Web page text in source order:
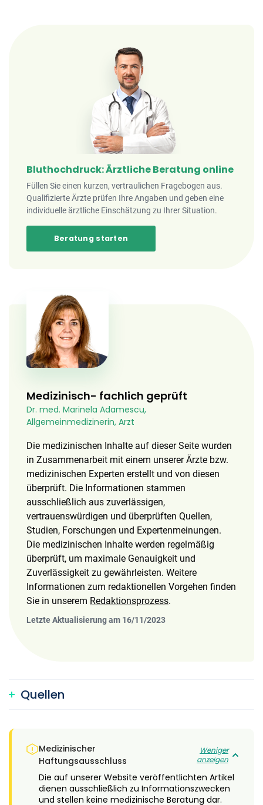
Bluthochdruck: Ärztliche Beratung online
Füllen Sie einen kurzen, vertraulichen Fragebogen aus.
Qualifizierte Ärzte prüfen Ihre Angaben und geben eine
individuelle ärztliche Einschätzung zu Ihrer Situation.
Beratung starten
Medizinisch- fachlich geprüft
Dr. med. Marinela Adamescu,
Allgemeinmedizinerin, Arzt
Die medizinischen Inhalte auf dieser Seite wurden
in Zusammenarbeit mit einem unserer Ärzte bzw.
medizinischen Experten erstellt und von diesen
überprüft. Die Informationen stammen
ausschließlich aus zuverlässigen,
vertrauenswürdigen und überprüften Quellen,
Studien, Forschungen und Expertenmeinungen.
Die medizinischen Inhalte werden regelmäßig
überprüft, um maximale Genauigkeit und
Zuverlässigkeit zu gewährleisten. Weitere
Informationen zum redaktionellen Vorgehen finden
Sie in unserem Redaktionsprozess.
Letzte Aktualisierung am 16/11/2023
Quellen
Medizinischer
Haftungsausschluss
Weniger
anzeigen
Die auf unserer Website veröffentlichten Artikel
dienen ausschließlich zu Informationszwecken
und stellen keine medizinische Beratung dar.